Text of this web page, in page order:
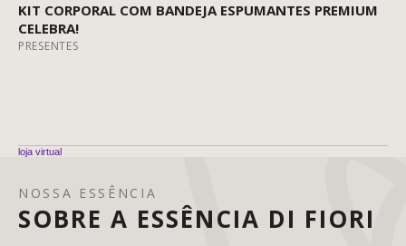
KIT CORPORAL COM BANDEJA ESPUMANTES PREMIUM
CELEBRA!
PRESENTES
loja virtual
NOSSA ESSÊNCIA
SOBRE A ESSÊNCIA DI FIORI